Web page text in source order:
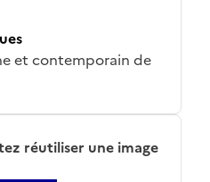
et contemporain de
réutiliser une image